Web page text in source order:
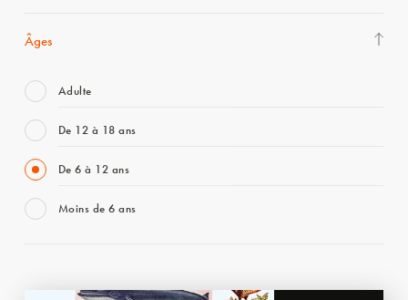
Âges
Adulte
De 12 à 18 ans
De 6 à 12 ans
Moins de 6 ans